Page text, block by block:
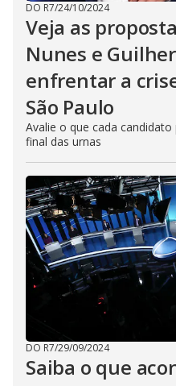
DO R7/24/10/2024
Veja as
Nunes e
enfrentar a
São Paulo
Avalie o que cada
final das urnas
DO R7/29/09/2024
Saiba o que